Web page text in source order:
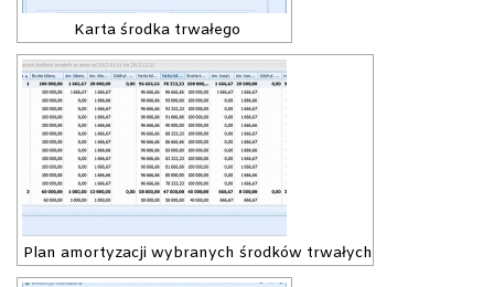
Karta środka trwałego
Plan amortyzacji wybranych środków trwałych